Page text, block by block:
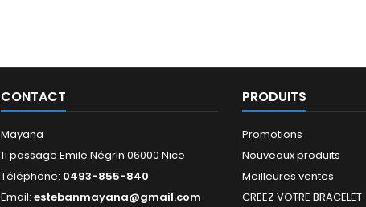
CONTACT
Mayana
11 passage Emile Négrin 06000 Nice
Téléphone: 0493-855-840
Email: estebanmayana@gmail.com
PRODUITS
Promotions
Nouveaux produits
Meilleures ventes
CREEZ VOTRE BRACELET